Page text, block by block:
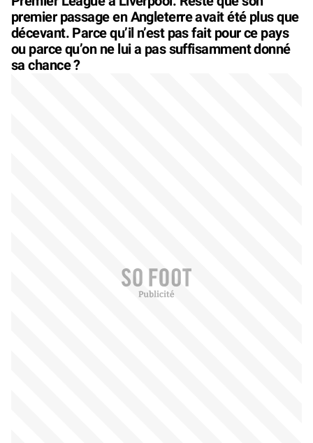
premier passage en Angleterre avait été plus que
décevant. Parce qu’il n’est pas fait pour ce pays
ou parce qu’on ne lui a pas suffisamment donné
sa chance ?